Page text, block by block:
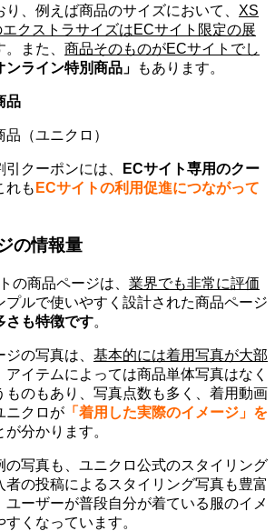
り、例えば商品のサイズにおいて、 XS
クストラサイズはECサイト限定の展
また、 商品そのものがECサイトでし
ンライン特別商品」 もあります。
品
クーポンには、
ECサイト専用のクー
れも ECサイトの利用促進につながって
の情報量
の商品ページは、 業界でも非常に評価
プルで使いやすく設計された商品ページ
さも特徴です。
の写真は、 基本的には着用写真が大部
アイテムによっては商品単体写真はなく
ものもあり、写真点数も多く、着用動画
ニクロが 「着用した実際のイメージ」を
が分かります。
の写真も、ユニクロ公式のスタイリング
者の投稿によるスタイリング写真も豊富
ユーザーが普段自分が着ている服のイメ
くなっています。